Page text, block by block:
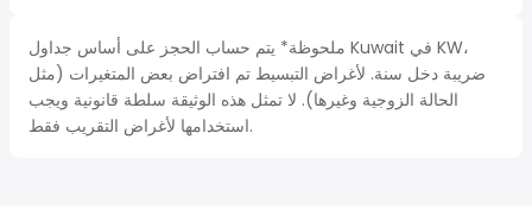
ملحوظة* يتم حساب الحجز على أساس جداول Kuwait في KW،
ضريبة دخل سنة. لأغراض التبسيط تم افتراض بعض المتغيرات (مثل
الحالة الزوجية وغيرها). لا تمثل هذه الوثيقة سلطة قانونية ويجب
استخدامها لأغراض التقريب فقط.